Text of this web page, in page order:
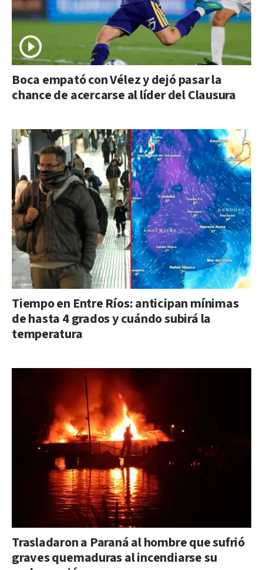
Boca empató con Vélez y dejó pasar la
chance de acercarse al líder del Clausura
Tiempo en Entre Ríos: anticipan mínimas
de hasta 4 grados y cuándo subirá la
temperatura
Trasladaron a Paraná al hombre que sufrió
graves quemaduras al incendiarse su